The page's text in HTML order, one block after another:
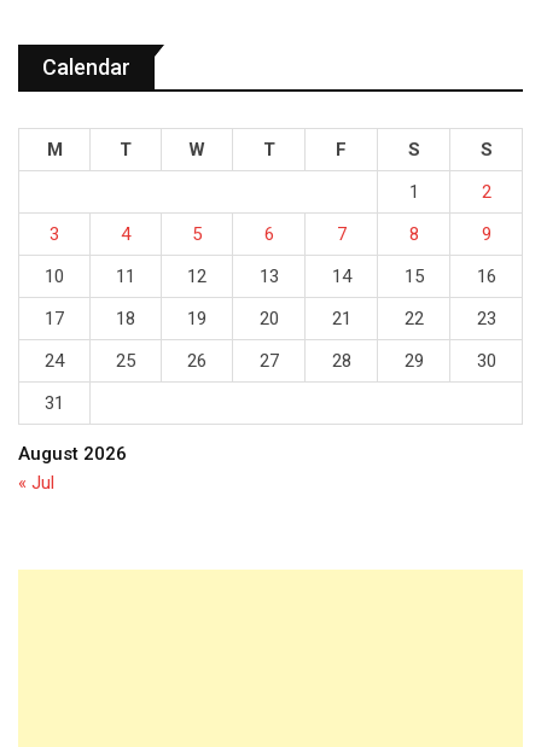
Calendar
August 2026
M T W T F S
S
1
2
3
4 5 6 7 8
9
10
11 12 13 14 15
16
17
18 19 20 21 22
23
24
25 26 27 28 29
30
31
« Jul